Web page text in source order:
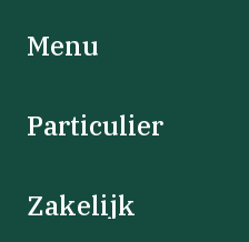
Menu
Particulier
Zakelijk